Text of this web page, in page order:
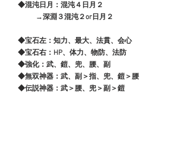
◆混沌日月：混沌４日月２
              →深淵３混沌２or日月２
◆宝石左：知力、最大、法貫、会心
◆宝石右：HP、体力、物防、法防
◆強化：武、鎧、兜、腰、副
◆無双神器：武、副＞指、兜、鎧＞腰
◆伝説神器：武＞腰、兜＞副＞鎧